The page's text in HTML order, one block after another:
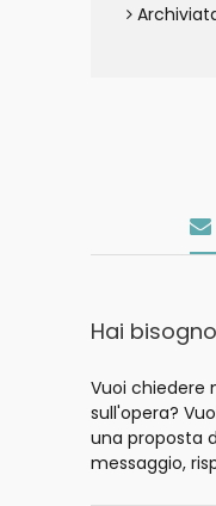
Hai
Vuoi chiedere
sull'opera?
una proposta
messaggio,